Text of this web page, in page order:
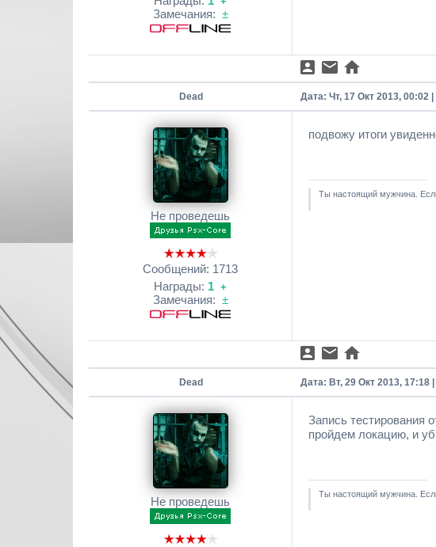
Замечания: ±
Dead Дата: Чт, 17 Окт 2013, 00:02
Не проведешь
Сообщений: 1713
Награды: 1 +
Замечания: ±
подвожу итоги
Ты настоящий мужчина.
Dead Дата: Вт, 29 Окт 2013, 17:18
Не проведешь
Запись тестирования
пройдем локацию, и
Ты настоящий мужчина.